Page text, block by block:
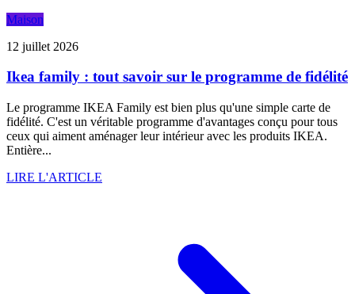
Maison
12 juillet 2026
Ikea family : tout savoir sur le programme de fidélité
Le programme IKEA Family est bien plus qu'une simple carte de
fidélité. C'est un véritable programme d'avantages conçu pour tous
ceux qui aiment aménager leur intérieur avec les produits IKEA.
Entière...
LIRE L'ARTICLE